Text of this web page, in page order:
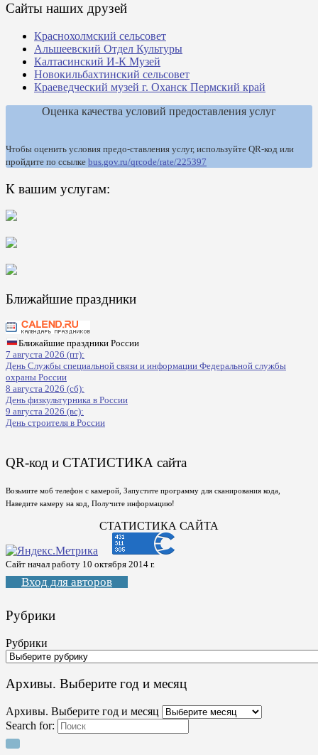
Сайты наших друзей
Краснохолмский сельсовет
Альшеевский Отдел Культуры
Калтасинский И-К Музей
Новокильбахтинский сельсовет
Краеведческий музей г. Оханск Пермский край
Оценка качества условий предоставления услуг
Чтобы оценить условия предо-ставления услуг, используйте QR-код или
пройдите по ссылке bus.gov.ru/qrcode/rate/225397
К вашим услугам:
Ближайшие праздники
Ближайшие праздники России
7 августа 2026 (пт):
День Службы специальной связи и информации Федеральной службы
охраны России
8 августа 2026 (сб):
День физкультурника в России
9 августа 2026 (вс):
День строителя в России
QR-код и СТАТИСТИКА сайта
Возьмите моб телефон с камерой, Запустите программу для сканирования кода,
Наведите камеру на код, Получите информацию!
СТАТИСТИКА САЙТА
Сайт начал работу 10 октября 2014 г.
Вход для авторов
Рубрики
Рубрики
Архивы. Выберите год и месяц
Архивы. Выберите год и месяц
Search for: